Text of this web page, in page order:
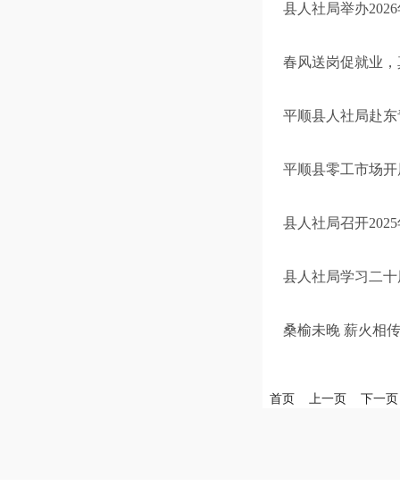
县人社局举办
春风送岗促就业
平顺县人社局赴
平顺县零工市场
县人社局召开
县人社局学习二
桑榆未晚 薪火相
首页 上一页 下一